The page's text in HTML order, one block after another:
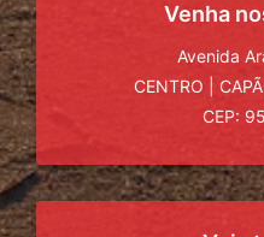
Venha
Avenida
CENTRO
CEP: